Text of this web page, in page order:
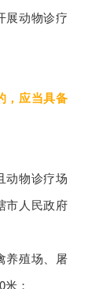
展动物诊疗
应当具备
动物诊疗场
市人民政府
养殖场、屠
；